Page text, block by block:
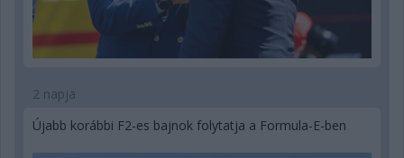
2 napja
Újabb korábbi F2-es bajnok folytatja a Formula-E-ben